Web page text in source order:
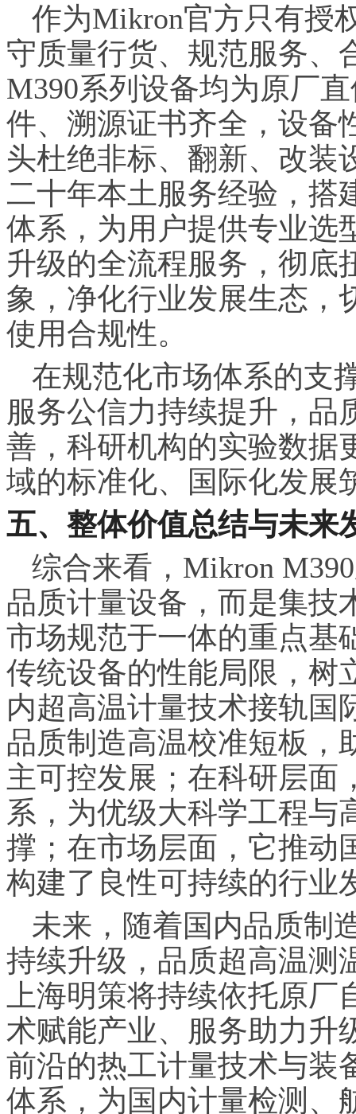
作为Mikron官方只有授
守质量行货、规范服务、
M390系列设备均为原厂
件、溯源证书齐全，设备
头杜绝非标、翻新、改装
二十年本土服务经验，搭
体系，为用户提供专业选
升级的全流程服务，彻底
象，净化行业发展生态，
使用合规性。
在规范化市场体系的支
服务公信力持续提升，品
善，科研机构的实验数据
域的标准化、国际化发展
五、整体价值总结与未来
综合来看，Mikron
品质计量设备，而是集技
市场规范于一体的重点基
传统设备的性能局限，树
内超高温计量技术接轨国
品质制造高温校准短板，
主可控发展；在科研层面
系，为优级大科学工程与
撑；在市场层面，它推动
构建了良性可持续的行业
未来，随着国内品质制
持续升级，品质超高温测
上海明策将持续依托原
术赋能产业、服务助力升
前沿的热工计量技术与装
体系，为国内计量检测、